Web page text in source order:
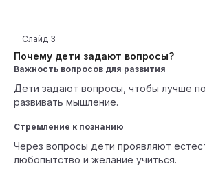
Почему дети задают вопросы?
Слайд 3
Важность вопросов для развития
Дети задают вопросы, чтобы лучше
развивать мышление.
Стремление к познанию
Через вопросы дети проявляют
любопытство и желание учиться.